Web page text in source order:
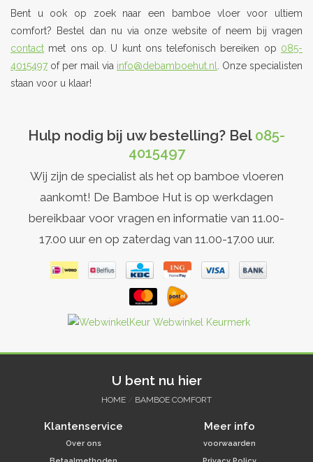
Bent u ook op zoek naar een bamboe vloer voor ultiem
comfort? Bestel dan nu via onze website of neem bij vragen
contact met ons op. U kunt ons telefonisch bereiken op 085-
4015497 of per mail via info@debamboehut.nl
. Onze specialisten
staan voor u klaar!
Hulp nodig bij uw bestelling? Bel 085-
4015497
Wij zijn de specialist als het op bamboe vloeren
aankomt! De Bamboe Hut is op werkdagen
bereikbaar voor vragen en informatie van 11.00-
17.00 uur en op zaterdag van 11.00-17.00 uur.
U bent nu hier
HOME BAMBOE COMFORT
Klantenservice
Over ons
Meer info
voorwaarden